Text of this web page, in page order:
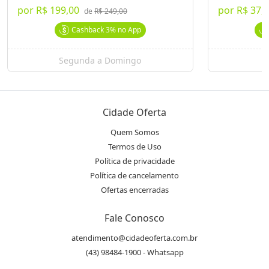
Strogonoff de Frango no Catuaí Shopping
Uma refeição completa e saborosa. O tradicional strogonoff de
frango preparado com creme de leite, toque de noz-moscada,
sal, pimenta, acompanhado de arroz soltinho e batata palha
crocante
Prato rápido, completo e bem servido
Ótima opção com preço especial
Válido para consumo no local, na unidade do Catuaí Shopping,
de segunda a quinta no almoço ou jantar
Desconto válido exclusivamente na compra pelo Cidade Oferta
Válido de segunda a quinta (não vale para sextas, sábados e
Pode ser consumido no almoço ou jantar
por R$ 199,00 deR$ 249,00
Cashback3%no App
Segunda a Domingo
por R$
Cidade Oferta
Quem Somos
Termos de Uso
Política de privacidade
Política de cancelamento
Ofertas encerradas
Fale Conosco
atendimento@cidadeoferta.com.br
(43) 98484-1900 - Whatsapp